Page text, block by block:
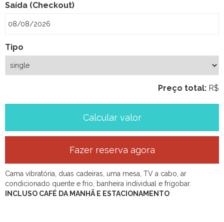
Saída (Checkout)
Tipo
Preço total: R$
Cama vibratória, duas cadeiras, uma mesa, TV a cabo, ar
condicionado quente e frio, banheira individual e frigobar.
INCLUSO CAFÉ DA MANHÃ E ESTACIONAMENTO